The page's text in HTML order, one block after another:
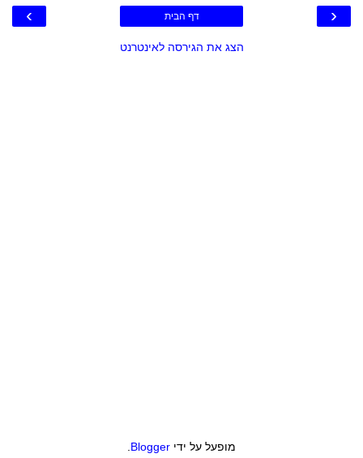
‹
› דף הבית
הצג את הגירסה לאינטרנט
מופעל על ידי Blogger